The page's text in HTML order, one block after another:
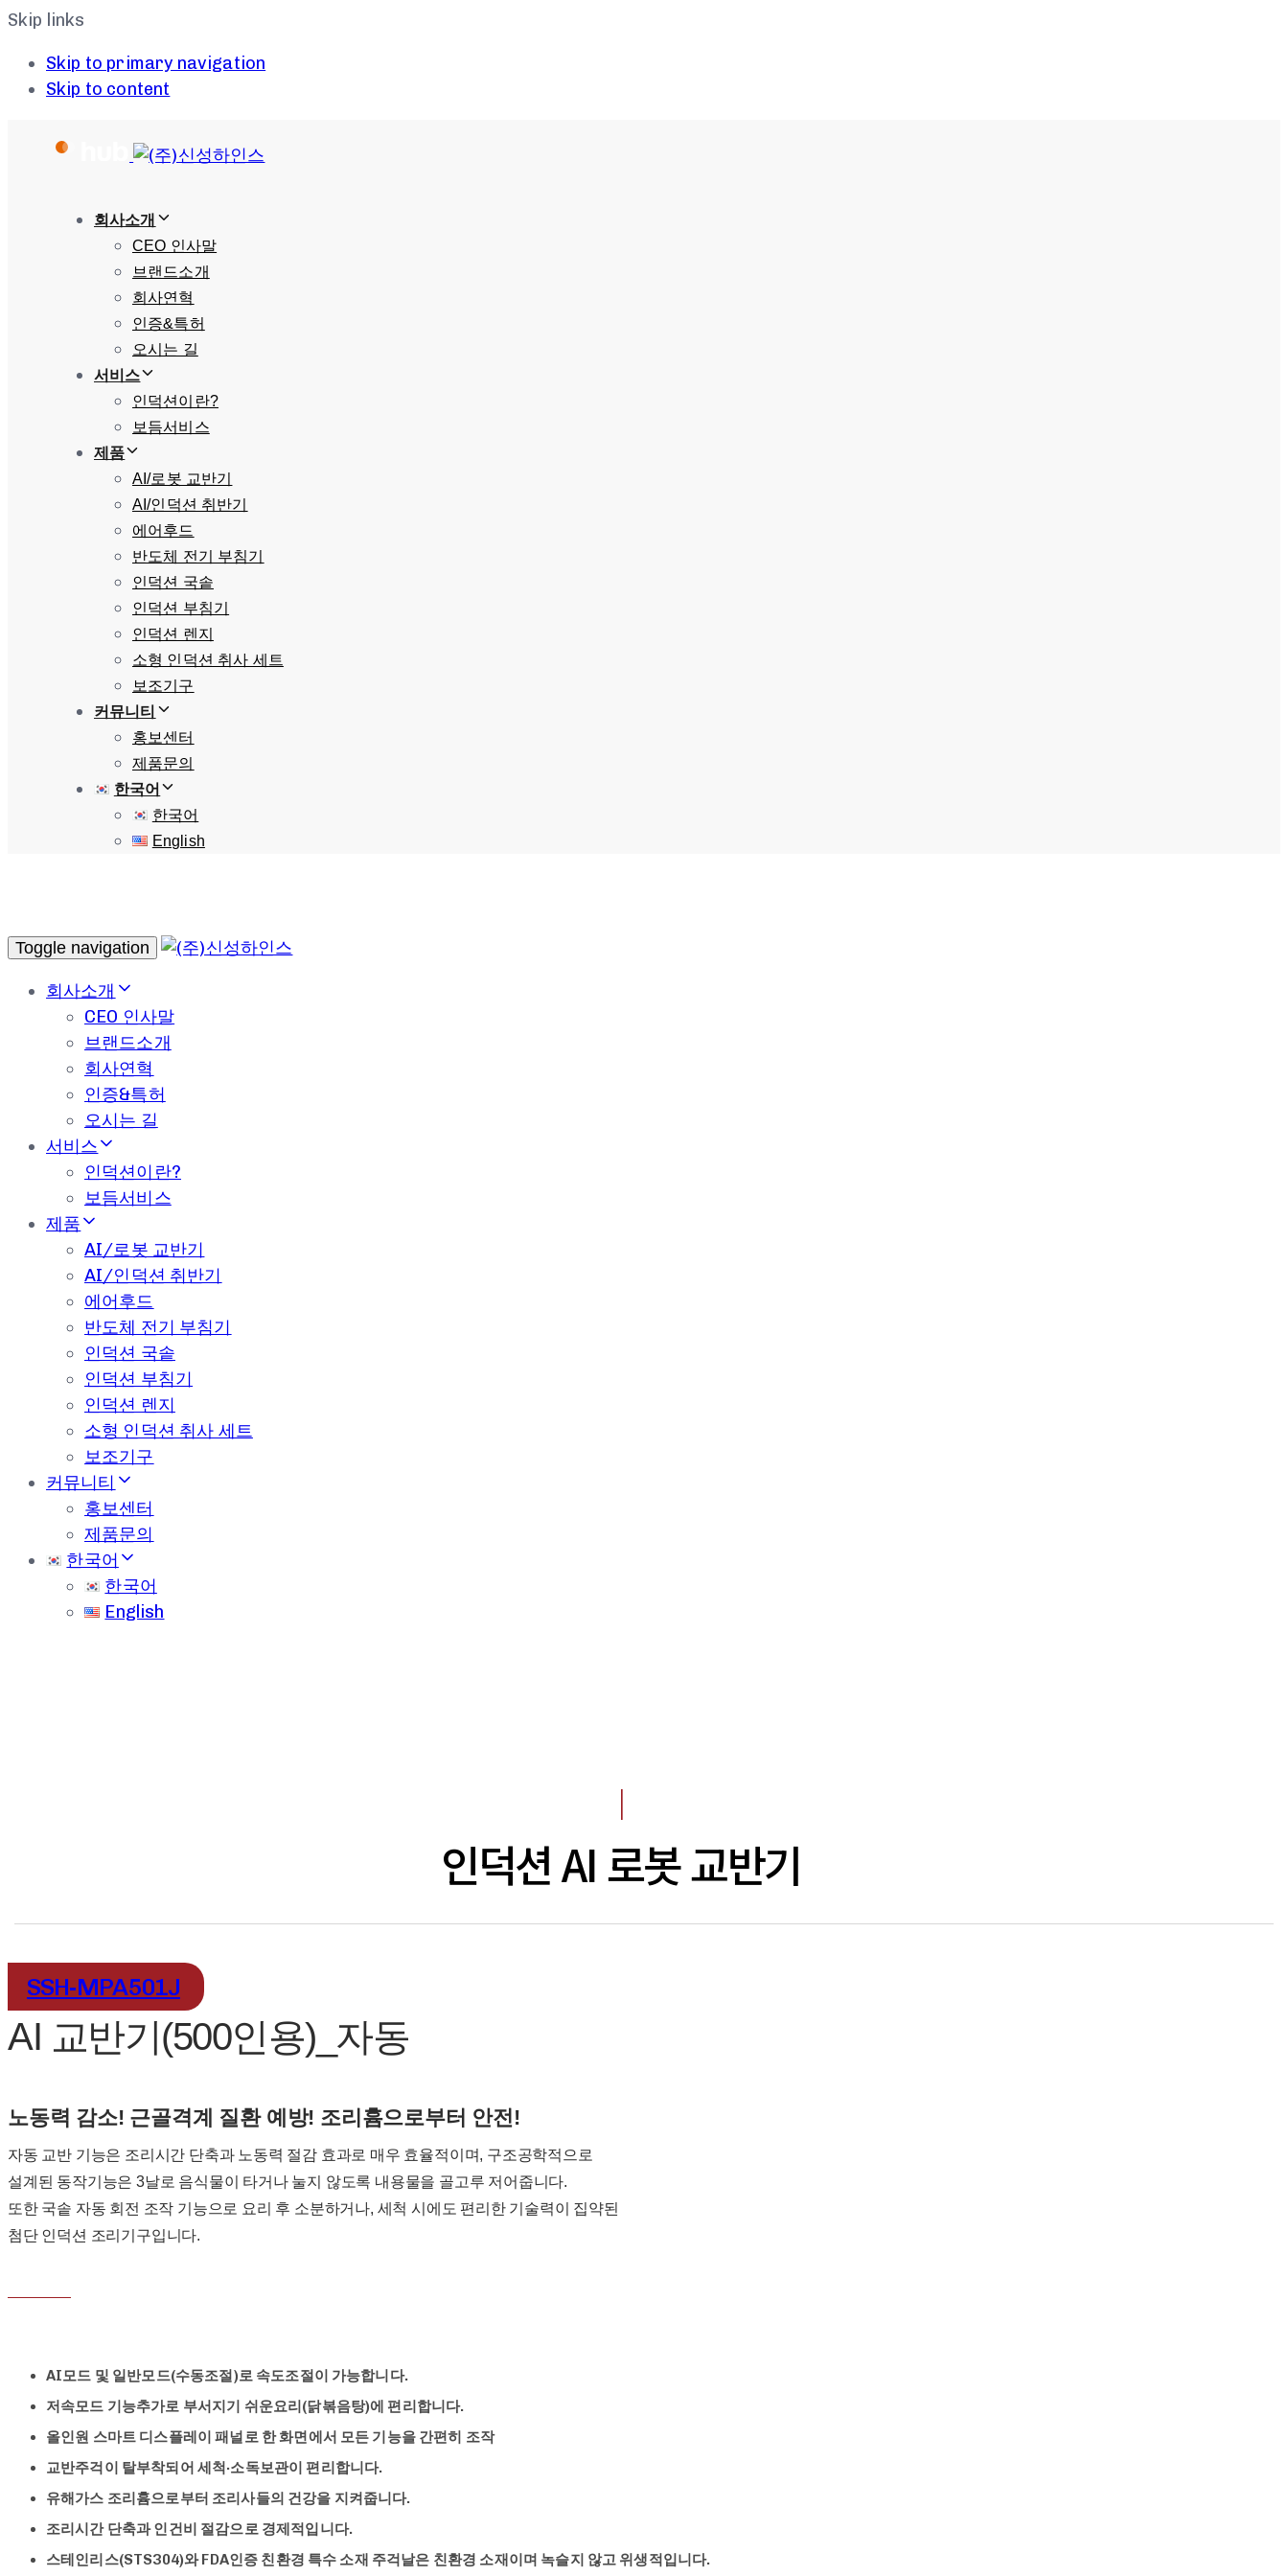
Skip links
Skip to primary navigation
Skip to content
회사소개
CEO 인사말
브랜드소개
회사연혁
인증&특허
오시는 길
서비스
인덕션이란?
보듬서비스
제품
AI/로봇 교반기
AI/인덕션 취반기
에어후드
반도체 전기 부침기
인덕션 국솥
인덕션 부침기
인덕션 렌지
소형 인덕션 취사 세트
보조기구
커뮤니티
홍보센터
제품문의
한국어
한국어
English
Toggle navigation
회사소개
CEO 인사말
브랜드소개
회사연혁
인증&특허
오시는 길
서비스
인덕션이란?
보듬서비스
제품
AI/로봇 교반기
AI/인덕션 취반기
에어후드
반도체 전기 부침기
인덕션 국솥
인덕션 부침기
인덕션 렌지
소형 인덕션 취사 세트
보조기구
커뮤니티
홍보센터
제품문의
한국어
한국어
English
I
인덕션 AI 로봇 교반기
SSH-MPA501J
AI 교반기(500인용)_자동
노동력 감소! 근골격계 질환 예방! 조리흄으로부터 안전!
자동 교반 기능은 조리시간 단축과 노동력 절감 효과로 매우 효율적이며, 구조공학적으로
설계된 동작기능은 3날로 음식물이 타거나 눌지 않도록 내용물을 골고루 저어줍니다.
또한 국솥 자동 회전 조작 기능으로 요리 후 소분하거나, 세척 시에도 편리한 기술력이 집약된
첨단 인덕션 조리기구입니다.
AI모드 및 일반모드(수동조절)로 속도조절이 가능합니다.
저속모드 기능추가로 부서지기 쉬운요리(닭볶음탕)에 편리합니다.
올인원 스마트 디스플레이 패널로 한 화면에서 모든 기능을 간편히 조작
교반주걱이 탈부착되어 세척·소독보관이 편리합니다.
유해가스 조리흄으로부터 조리사들의 건강을 지켜줍니다.
조리시간 단축과 인건비 절감으로 경제적입니다.
스테인리스(STS304)와 FDA인증 친환경 특수 소재 주걱날은 친환경 소재이며 녹슬지 않고 위생적입니다.